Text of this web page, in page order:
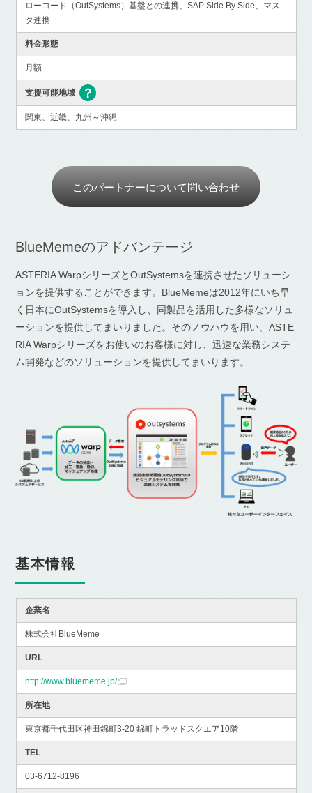
ローコード（OutSystems）基盤との連携、SAP Side By Side、マス
タ連携
料金形態
月額
支援可能地域
関東、近畿、九州～沖縄
このパートナーについて問い合わせ
BlueMemeのアドバンテージ
ASTERIA WarpシリーズとOutSystemsを連携させたソリューシ
ョンを提供することができます。BlueMemeは2012年にいち早
く日本にOutSystemsを導入し、同製品を活用した多様なソリュ
ーションを提供してまいりました。そのノウハウを用い、ASTE
RIA Warpシリーズをお使いのお客様に対し、迅速な業務システ
ム開発などのソリューションを提供してまいります。
基本情報
企業名
株式会社BlueMeme
URL
http://www.bluememe.jp/
所在地
東京都千代田区神田錦町3-20 錦町トラッドスクエア10階
TEL
03-6712-8196